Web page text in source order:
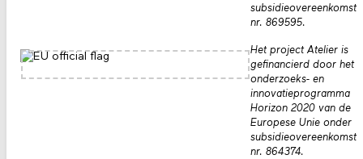
subsidieovereenkomst
nr. 869595.
Het project Atelier is
gefinancierd door het
onderzoeks- en
innovatieprogramma
Horizon 2020 van de
Europese Unie onder
subsidieovereenkomst
nr. 864374.